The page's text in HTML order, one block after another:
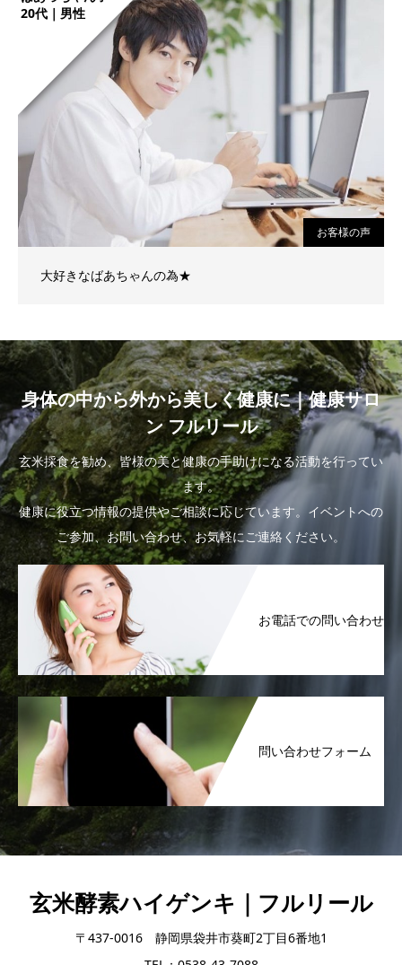
20代｜男性
お客様の声
大好きなばあちゃんの為★
身体の中から外から美しく健康に｜健康サロ
ン フルリール
玄米採食を勧め、皆様の美と健康の手助けになる活動を行ってい
ます。
健康に役立つ情報の提供やご相談に応じています。イベントへの
ご参加、お問い合わせ、お気軽にご連絡ください。
お電話での問い合わせ
問い合わせフォーム
玄米酵素ハイゲンキ｜フルリール
〒437-0016 静岡県袋井市葵町2丁目6番地1